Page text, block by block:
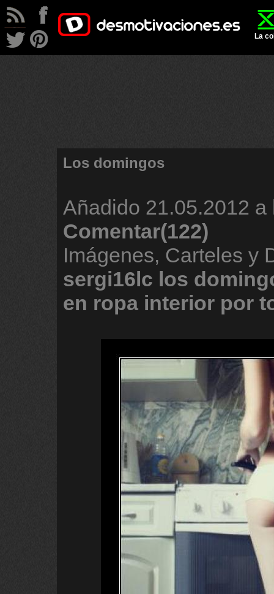
La
Los domingos
Añadido 21.05.2012 a
Comentar(122)
Imágenes, Carteles y
sergi16lc los
en ropa interior por